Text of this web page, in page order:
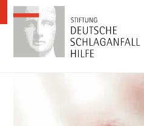
Zum Inhalt springen